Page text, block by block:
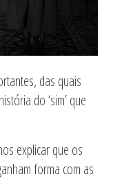
das quais
do ‘sim’ que
explicar que os
forma com as